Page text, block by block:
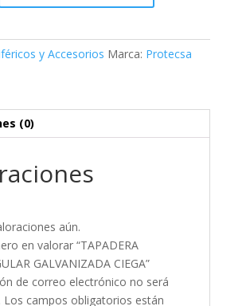
y Accesorios Marca: Protecsa
(0)
aún.
en valorar “TAPADERA
GALVANIZADA CIEGA”
de correo electrónico no será
Los campos obligatorios están